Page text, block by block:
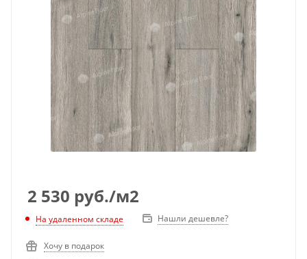
2 530 руб./м2
На удаленном складе Нашли дешевле?
Хочу в подарок